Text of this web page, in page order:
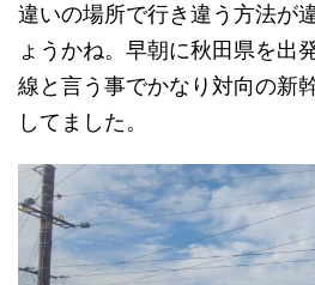
違いの場所で行き違う方法が
ょうかね。早朝に秋田県を出
線と言う事でかなり対向の新
してました。